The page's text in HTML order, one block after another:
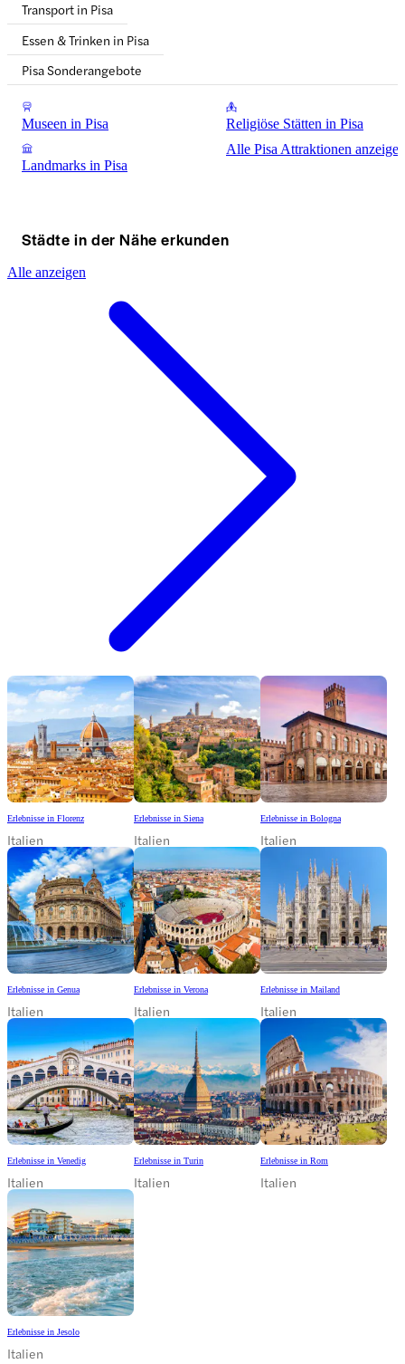
Transport in Pisa
Essen & Trinken in Pisa
Pisa Sonderangebote
Museen in Pisa Religiöse Stätten in Pisa
Landmarks in Pisa
Alle Pisa Attraktionen anzeigen
Städte in der Nähe erkunden
Alle anzeigen
Erlebnisse in Florenz
Italien
Erlebnisse in Siena
Italien
Erlebnisse in Bologna
Italien
Erlebnisse in Genua
Italien
Erlebnisse in Verona
Italien
Erlebnisse in Mailand
Italien
Erlebnisse in Venedig
Italien
Erlebnisse in Turin
Italien
Erlebnisse in Rom
Italien
Erlebnisse in Jesolo
Italien